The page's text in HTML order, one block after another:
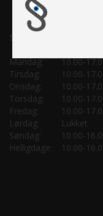
Salgsafdeling:
Mandag:
10.00-
Tirsdag:
10.00-
Onsdag:
10.00-
Torsdag:
10.00-
Fredag:
10.00-
Lørdag:
Lukket
Søndag:
10.00-
Helligdage:
10.00-